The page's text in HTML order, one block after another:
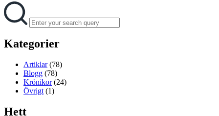
Search
for:
Kategorier
Artiklar(78)
Blogg (78)
Krönikor(24)
Övrigt (1)
Hett